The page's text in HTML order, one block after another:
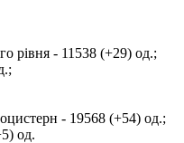
рівня - 11538 (+29) од.;
- 19568 (+54) од.;
од.